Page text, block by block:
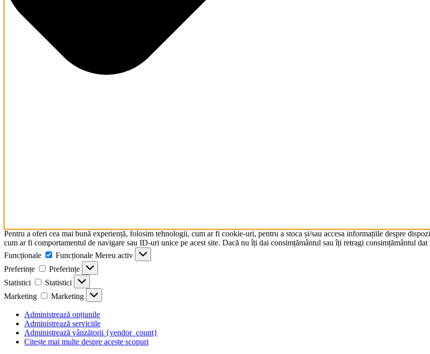
Pentru a oferi cea mai bună experiență, folosim tehnologii, cum ar fi cookie-uri, pentru a stoca și/sau accesa informațiile despre
cum ar fi comportamentul de navigare sau ID-uri unice pe acest site. Dacă nu îți dai consimțământul sau îți retragi consimțământul
Funcționale
Funcționale Mereu activ
Preferințe
Preferințe
Statistici
Statistici
Marketing
Marketing
Administrează opțiunile
Administrează serviciile
Administrează vânzătorii {vendor_count}
Citește mai multe despre aceste scopuri